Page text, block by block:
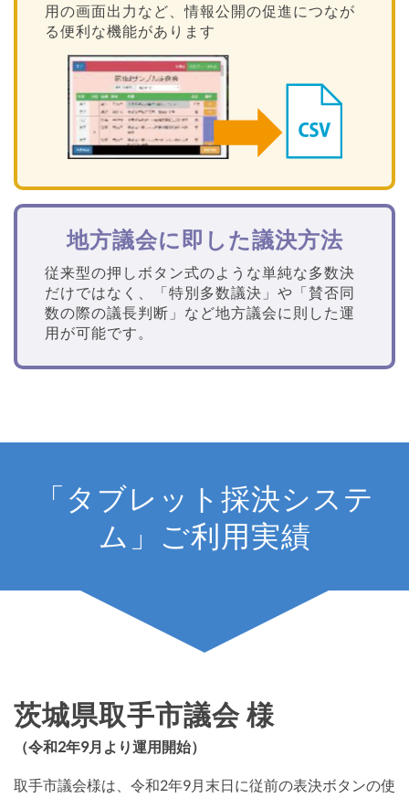
用の画面出力など、情報公開の促進につなが
る便利な機能があります
地方議会に即した議決方法
従来型の押しボタン式のような単純な多数決
だけではなく、「特別多数議決」や「賛否同
数の際の議長判断」など地方議会に則した運
用が可能です。
「タブレット採決システ
ム」ご利用実績
茨城県取手市議会 様
（令和2年9月より運用開始）
取手市議会様は、令和2年9月末日に従前の表決ボタンの使